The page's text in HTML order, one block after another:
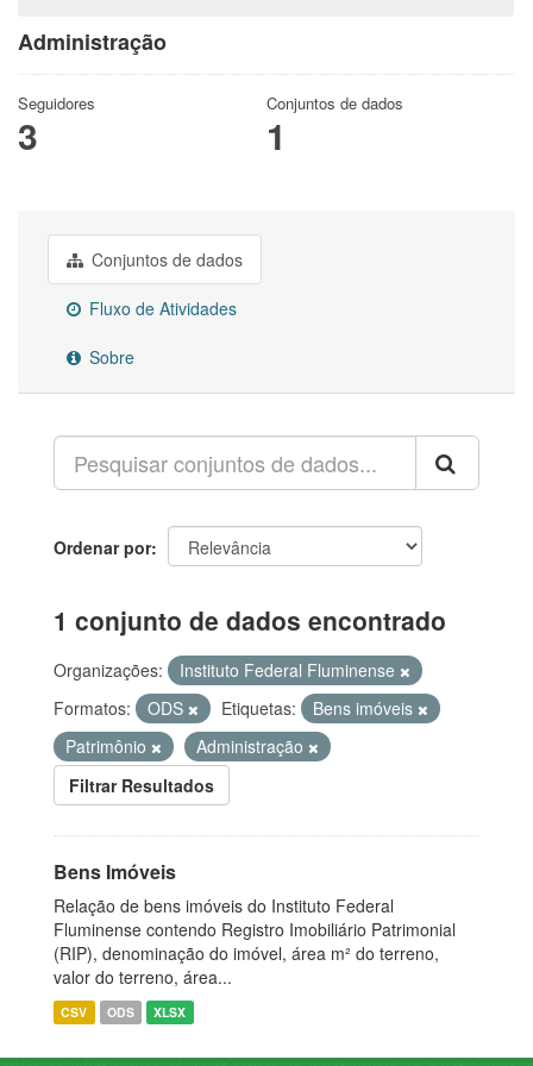
Administração
Seguidores
3
Conjuntos de dados
1
Conjuntos de dados
Fluxo de Atividades
Sobre
Ordenar por
1 conjunto de dados encontrado
Organizações:
Instituto Federal Fluminense
Formatos:
ODS Etiquetas:
Bens imóveis
Patrimônio
Administração
Filtrar Resultados
Bens Imóveis
Relação de bens imóveis do Instituto Federal
Fluminense contendo Registro Imobiliário Patrimonial
(RIP), denominação do imóvel, área m² do terreno,
valor do terreno, área...
CSV ODS XLSX